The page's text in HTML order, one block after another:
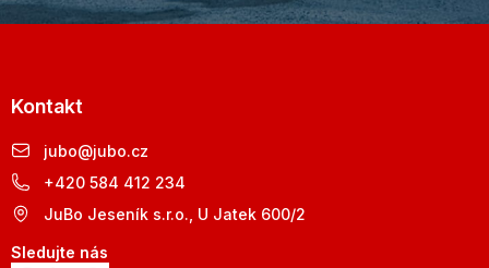
Kontakt
jubo@jubo.cz
+420 584 412 234
JuBo Jeseník s.r.o., U Jatek 600/2
Sledujte nás